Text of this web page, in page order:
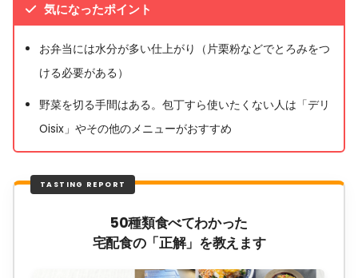
気になったポイント
お弁当には水分が多い仕上がり（片栗粉などでとろみをつ
ける必要がある）
野菜を切る手間はある。包丁すら使いたくない人は「デリ
Oisix」やその他のメニューがおすすめ
TASTING REPORT
50種類食べてわかった
宅配食の「正解」を教えます